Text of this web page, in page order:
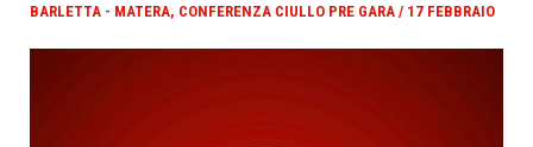
BARLETTA - MATERA, CONFERENZA CIULLO PRE GARA / 17 FEBBRAIO